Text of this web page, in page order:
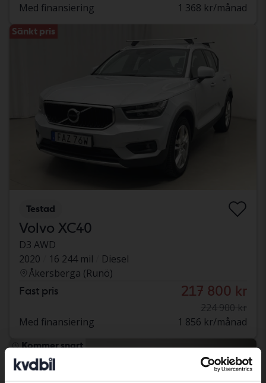
Med finansiering 1 368 kr/månad
Sänkt pris
Testad
Volvo XC40
D3 AWD
2020
16 244 mil
Diesel
Åkersberga (Runö)
Fast pris 217 800 kr
224 900 kr
Med finansiering
1 856 kr/månad
Kommer snart